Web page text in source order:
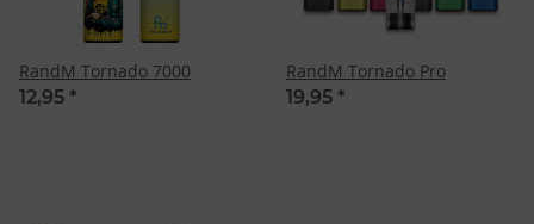
RandM Tornado 7000
12,95 *
RandM Tornado Pro
19,95 *